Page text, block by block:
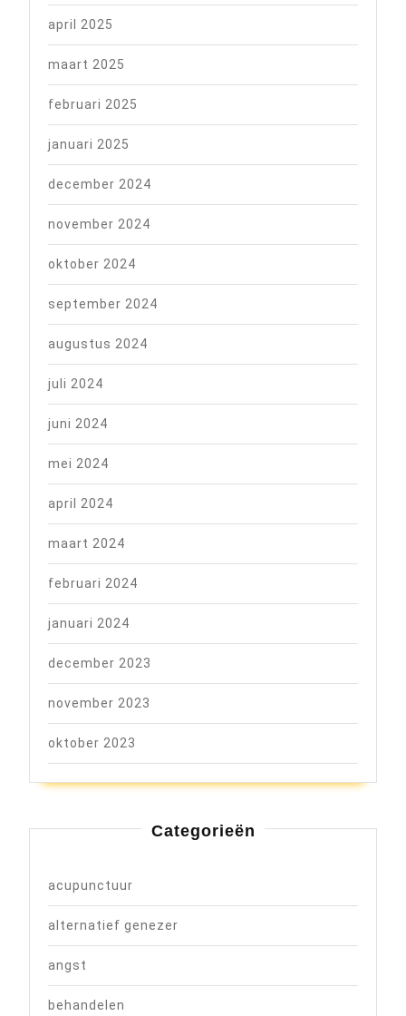
april 2025
maart 2025
februari 2025
januari 2025
december 2024
november 2024
oktober 2024
september 2024
augustus 2024
juli 2024
juni 2024
mei 2024
april 2024
maart 2024
februari 2024
januari 2024
december 2023
november 2023
oktober 2023
Categorieën
acupunctuur
alternatief genezer
angst
behandelen